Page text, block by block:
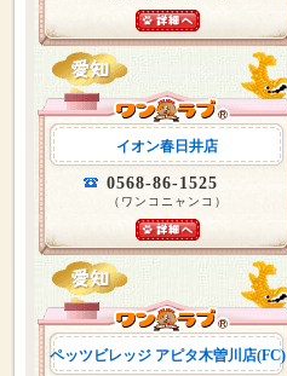
イオン春日井店
0568-86-1525
（ワンコニャンコ）
ペッツビレッジ アピタ木曽川店(FC)